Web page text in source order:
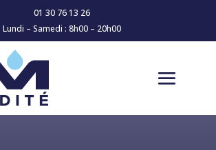
01 30 76 13 26
Lundi – Samedi : 8h00 – 20h00